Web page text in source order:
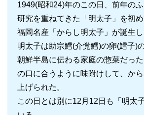
1949(昭和24)年のこの日、前年の
研究を重ねてきた「明太子」を初め
福岡名産「からし明太子」が誕生し
明太子は助宗鱈(介党鱈)の卵(鱈子)
朝鮮半島に伝わる家庭の惣菜だっ
の口に合うように味附けして、か
上げられた。
この日とは別に12月12日も「明太